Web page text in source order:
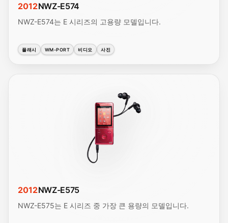
2012NWZ-E574
NWZ-E574는 E 시리즈의 고용량 모델입니다.
플래시 WM-PORT 비디오 사진
2012NWZ-E575
NWZ-E575는 E 시리즈 중 가장 큰 용량의 모델입니다.